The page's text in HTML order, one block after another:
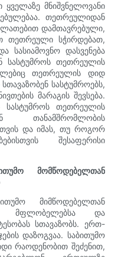
მნიშვნელოვანი
თეთრეულიდან
დამთავრებული,
თეთრეული სჭირდებათ,
დასვენება
სასტუმროს თეთრეულის
თეთრეულის დიდ
სასტუმროებს,
მარაგის შევსება.
სასტუმროს თეთრეულის
თანამშრომლობის
და იმას, თუ როგორ
შესაფერისი
მომწოდებელთან
მიმწოდებელთან
მფლობელებსა და
სთავაზობს. ერთ-
დაზოგვაა. საბითუმო
რაოდენობით შეძენით,